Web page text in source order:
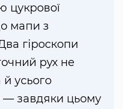
цукрової
мапи з
гіроскопи
рух не
й усього
— завдяки цьому